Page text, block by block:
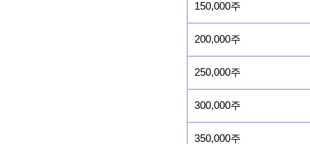
150,000주
200,000주
250,000주
300,000주
350,000주